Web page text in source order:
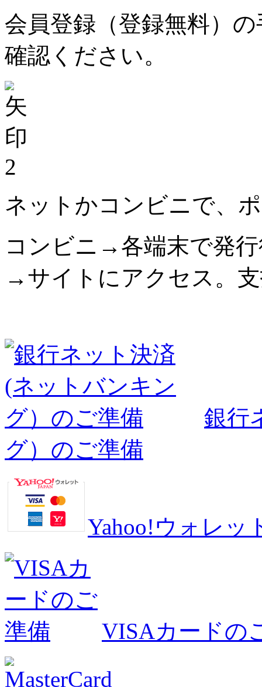
会員登録（登録無料）
確認ください。
2
ネットかコンビニで、
コンビニ→各端末で発
→サイトにアクセス。
銀行
グ）のご準備
Yahoo!ウォレッ
VISAカードの